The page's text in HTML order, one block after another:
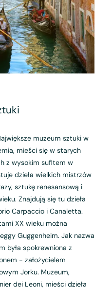
muzeum sztuki w
mieści się w starych
z wysokim sufitem w
dzieła wielkich mistrzów
sztukę renesansową i
Znajdują się tu dzieła
Carpaccio i Canaletta.
XX wieku można
Guggenheim. Jak nazwa
była spokrewniona z
- założycielem
Jorku. Muzeum,
dei Leoni, mieści dzieła